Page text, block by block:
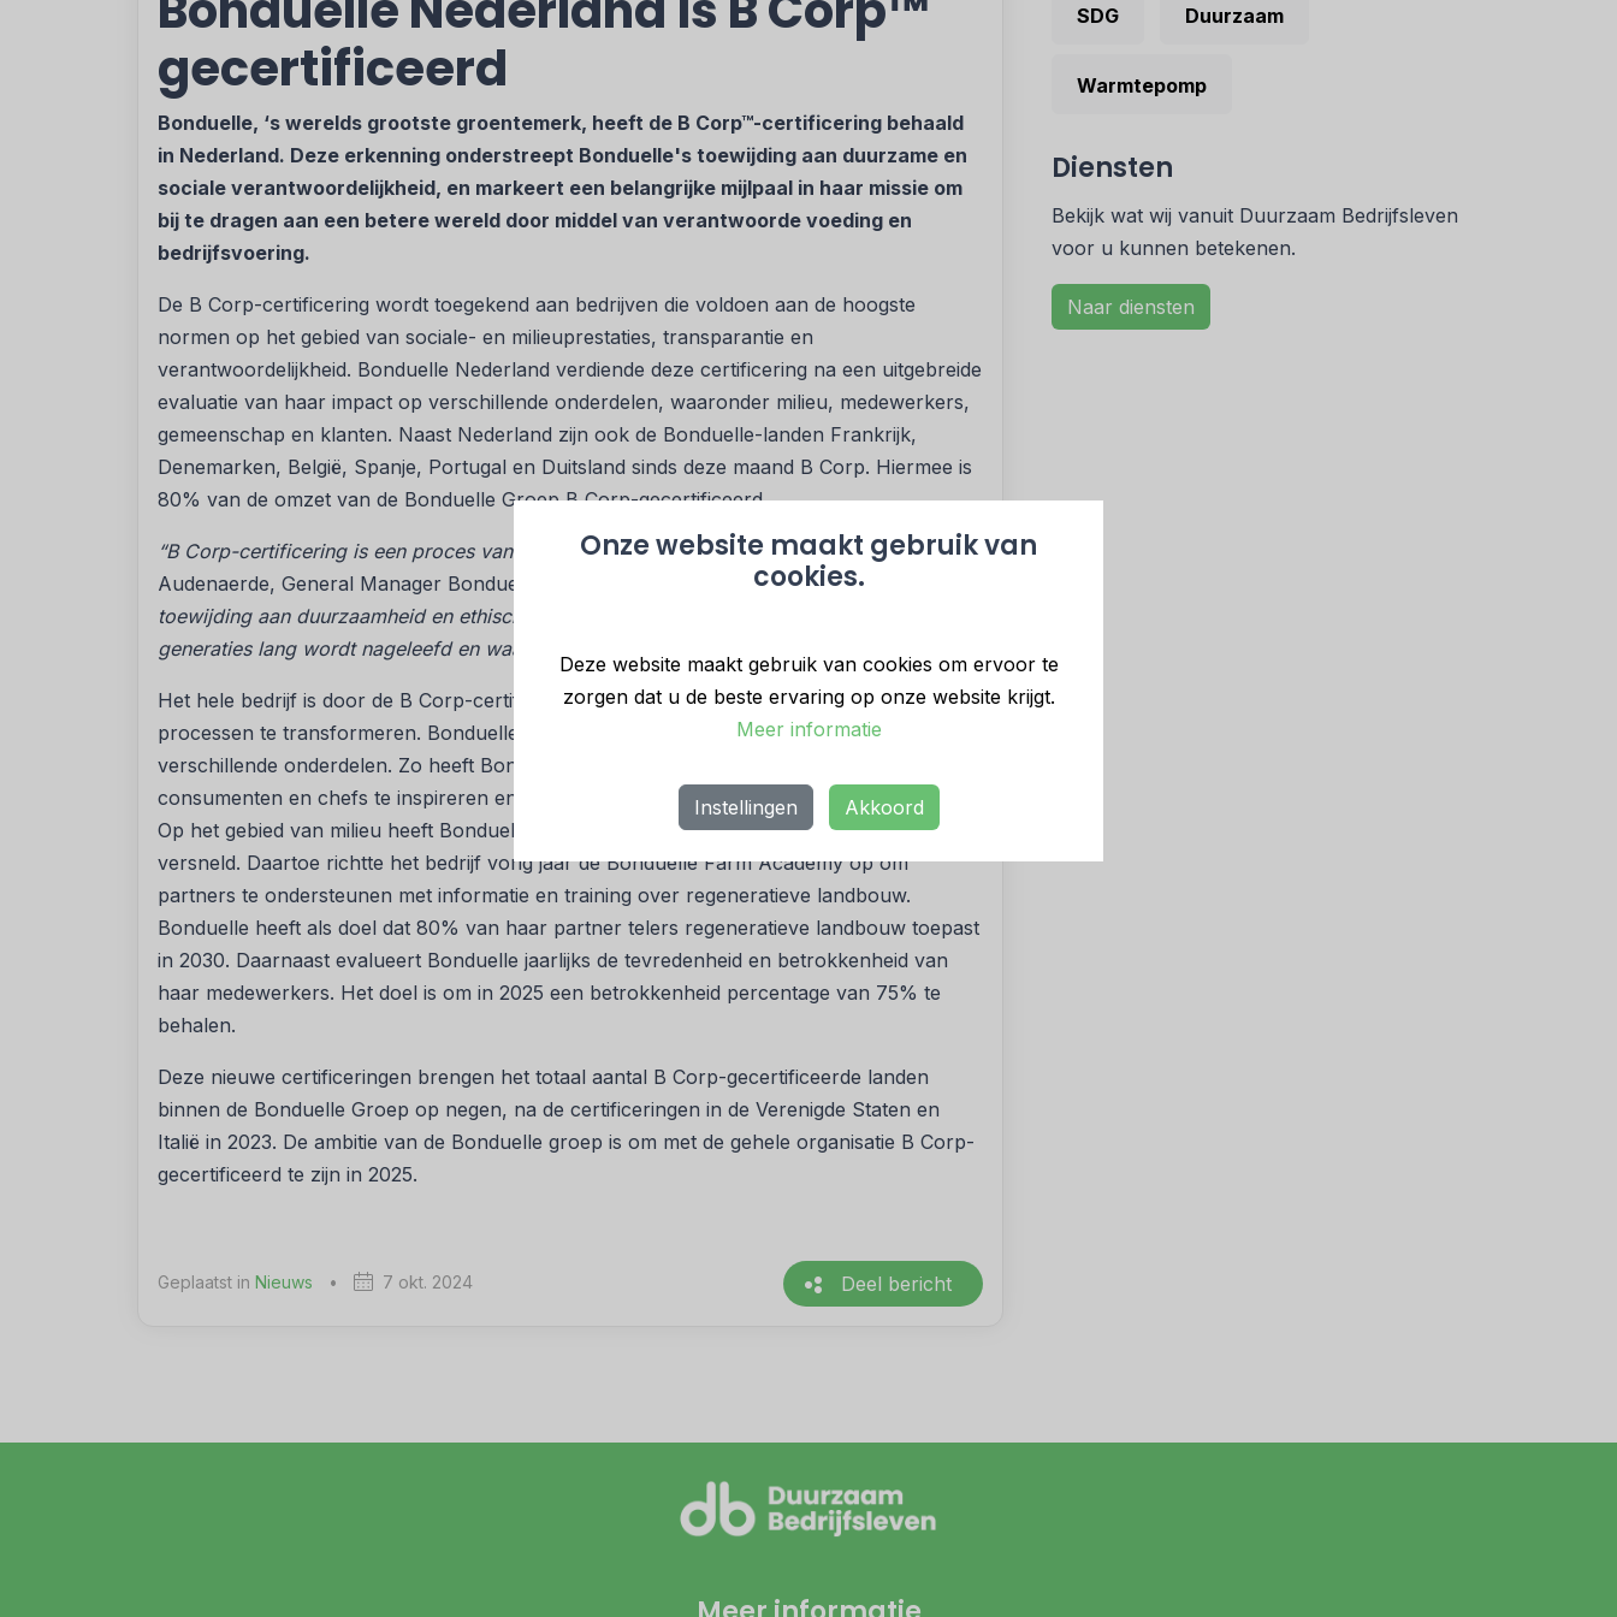
Onze website maakt gebruik van
cookies.
Deze website maakt gebruik van cookies om ervoor te
zorgen dat u de beste ervaring op onze website krijgt.
Meer informatie
Instellingen Akkoord
gecertificeerd
Bonduelle, ‘s werelds grootste groentemerk, heeft de B Corp™-certificering behaald
in Nederland. Deze erkenning onderstreept Bonduelle's toewijding aan duurzame en
sociale verantwoordelijkheid, en markeert een belangrijke mijlpaal in haar missie om
bij te dragen aan een betere wereld door middel van verantwoorde voeding en
bedrijfsvoering.
De B Corp-certificering wordt toegekend aan bedrijven die voldoen aan de hoogste
normen op het gebied van sociale- en milieuprestaties, transparantie en
verantwoordelijkheid. Bonduelle Nederland verdiende deze certificering na een uitgebreide
evaluatie van haar impact op verschillende onderdelen, waaronder milieu, medewerkers,
gemeenschap en klanten. Naast Nederland zijn ook de Bonduelle-landen Frankrijk,
Denemarken, België, Spanje, Portugal en Duitsland sinds deze maand B Corp. Hiermee is
80% van de omzet van de Bonduelle Groep B Corp-gecertificeerd.
“B Corp-certificering is een proces van voortdurende verbetering”- zegt Ilonka
Audenaerde, General Manager Bonduelle Noord-Europa -
“Hiermee bevestigen we onze
toewijding aan duurzaamheid en ethische bedrijfsvoering. Een commitment dat al zeven
generaties lang wordt nageleefd en waar we ontzettend trots op zijn!”
Het hele bedrijf is door de B Corp-certificering in beweging gezet om zichzelf en zijn
processen te transformeren. Bonduelle heeft belangrijke veranderingen doorgevoerd op
verschillende onderdelen. Zo heeft Bonduelle speciale programma’s ontwikkeld om
consumenten en chefs te inspireren en te helpen in de transitie naar een plantaardig dieet.
Op het gebied van milieu heeft Bonduelle de invoering van regeneratieve landbouw
versneld. Daartoe richtte het bedrijf vorig jaar de Bonduelle Farm Academy op om
partners te ondersteunen met informatie en training over regeneratieve landbouw.
Bonduelle heeft als doel dat 80% van haar partner telers regeneratieve landbouw toepast
in 2030. Daarnaast evalueert Bonduelle jaarlijks de tevredenheid en betrokkenheid van
haar medewerkers. Het doel is om in 2025 een betrokkenheid percentage van 75% te
behalen.
Deze nieuwe certificeringen brengen het totaal aantal B Corp-gecertificeerde landen
binnen de Bonduelle Groep op negen, na de certificeringen in de Verenigde Staten en
Italië in 2023. De ambitie van de Bonduelle groep is om met de gehele organisatie B Corp-
gecertificeerd te zijn in 2025.
Geplaatst in Nieuws • 7 okt. 2024 Deel bericht
SDG Duurzaam
Warmtepomp
Diensten
Bekijk wat wij vanuit Duurzaam Bedrijfsleven
voor u kunnen betekenen.
Naar diensten